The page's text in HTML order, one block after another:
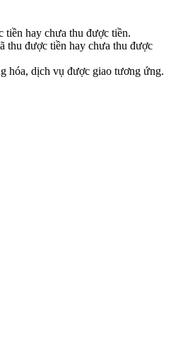
tiền hay chưa thu được tiền.
thu được tiền hay chưa thu được
hóa, dịch vụ được giao tương ứng.